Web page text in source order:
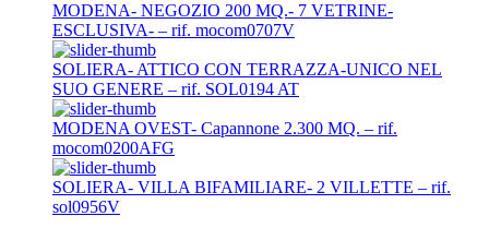
MODENA- NEGOZIO 200 MQ.- 7 VETRINE-
ESCLUSIVA- – rif. mocom0707V
SOLIERA- ATTICO CON TERRAZZA-UNICO NEL
SUO GENERE – rif. SOL0194 AT
MODENA OVEST- Capannone 2.300 MQ. – rif.
mocom0200AFG
SOLIERA- VILLA BIFAMILIARE- 2 VILLETTE – rif.
sol0956V